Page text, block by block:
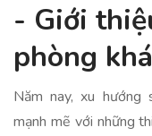
- Giới
phòng
Năm nay, xu hướng
mạnh mẽ với những